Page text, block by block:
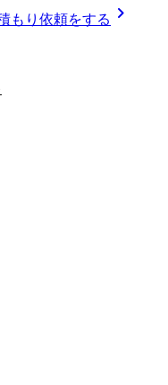
もり依頼をする chevron_right